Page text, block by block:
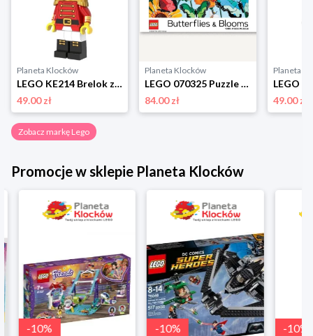
Planeta Klocków
LEGO KE214 Brelok z latarką Dziadek do orzechów Lego
49.00 zł
Planeta Klocków
LEGO 070325 Puzzle Butterflies & Blooms (1000 elementów) Lego
84.00 zł
Planeta
49.00 zł
Zobacz markę Lego
Promocje w sklepie Planeta Klocków
10% 10% 10%